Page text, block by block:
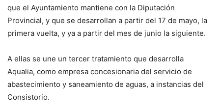
que el Ayuntamiento mantiene con la Diputación
Provincial, y que se desarrollan a partir del 17 de mayo, la
primera vuelta, y ya a partir del mes de junio la siguiente.
A ellas se une un tercer tratamiento que desarrolla
Aqualia, como empresa concesionaria del servicio de
abastecimiento y saneamiento de aguas, a instancias del
Consistorio.